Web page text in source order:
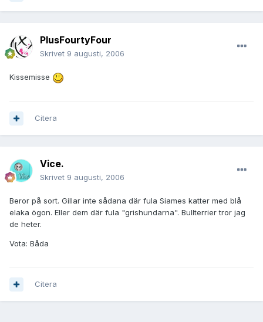
PlusFourtyFour
Skrivet 9 augusti, 2006
Kissemisse
Citera
Vice.
Skrivet 9 augusti, 2006
Beror på sort. Gillar inte sådana där fula Siames katter med blå
elaka ögon. Eller dem där fula "grishundarna". Bullterrier tror jag
de heter.
Vota: Båda
Citera